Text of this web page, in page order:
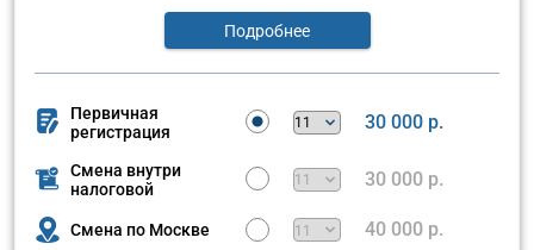
Подробнее
Первичная
регистрация
30 000 р.
Смена внутри
налоговой
30 000 р.
Смена по Москве 40 000 р.